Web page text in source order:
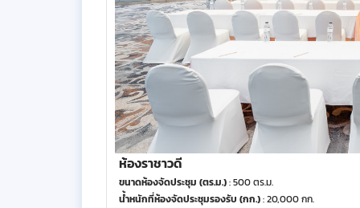
ห้องราชาวดี
ขนาดห้องจัดประชุม (ตร.ม.): 500 ตร.ม.
น้ำหนักที่ห้องจัดประชุมรองรับ (กก.): 20,000 กก.